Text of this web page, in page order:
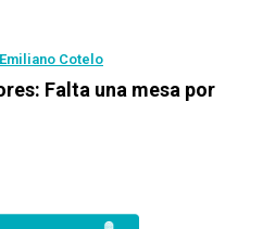
Emiliano Cotelo
Falta una mesa por